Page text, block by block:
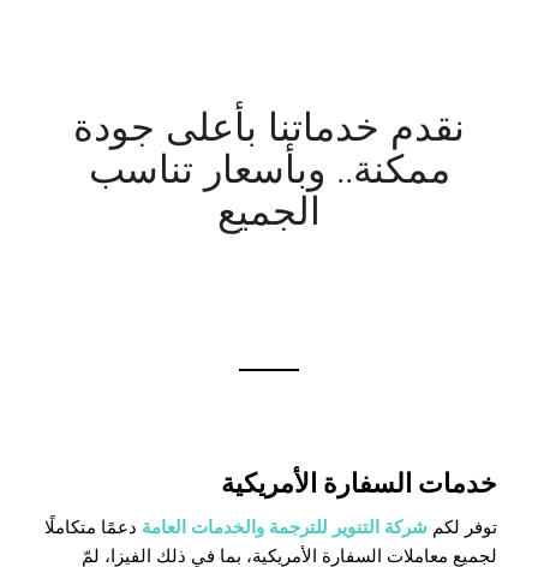
نقدم خدماتنا بأعلى جودة
ممكنة.. وبأسعار تناسب
الجميع
خدمات السفارة الأمريكية
توفر لكم شركة التنوير للترجمة والخدمات العامة دعمًا متكاملًا
لجميع معاملات السفارة الأمريكية، بما في ذلك الفيزا، لمّ